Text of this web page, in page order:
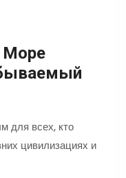
Море
для всех, кто
цивилизациях и